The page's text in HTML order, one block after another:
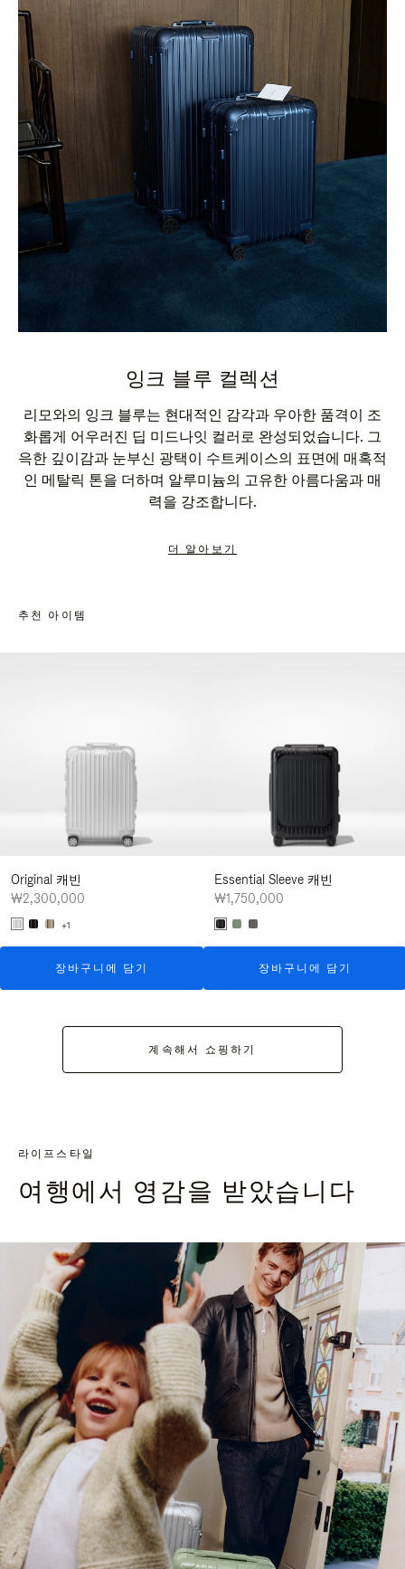
잉크 블루 컬렉션
리모와의 잉크 블루는 현대적인 감각과 우아한 품격이 조
화롭게 어우러진 딥 미드나잇 컬러로 완성되었습니다. 그
윽한 깊이감과 눈부신 광택이 수트케이스의 표면에 매혹적
인 메탈릭 톤을 더하며 알루미늄의 고유한 아름다움과 매
력을 강조합니다.
더 알아보기
추천 아이템
Original 캐빈
₩2,300,000
+1
장바구니에 담기
Essential Sleeve 캐빈
₩1,750,000
장바구니에 담기
계속해서 쇼핑하기
라이프스타일
여행에서 영감을 받았습니다